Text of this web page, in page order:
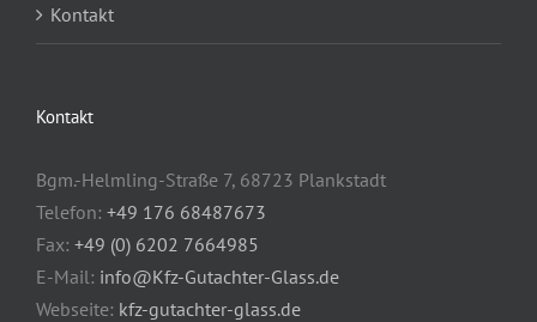
Kontakt
Kontakt
Bgm.-Helmling-Straße 7, 68723 Plankstadt
Telefon: +49 176 68487673
Fax: +49 (0) 6202 7664985
E-Mail: info@Kfz-Gutachter-Glass.de
Webseite: kfz-gutachter-glass.de